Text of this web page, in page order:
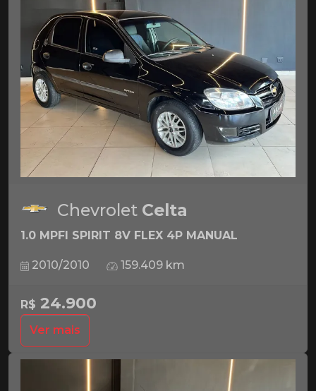
Chevrolet Celta
1.0 MPFI SPIRIT 8V FLEX 4P MANUAL
2010/2010 159.409 km
R$ 24.900
Ver mais